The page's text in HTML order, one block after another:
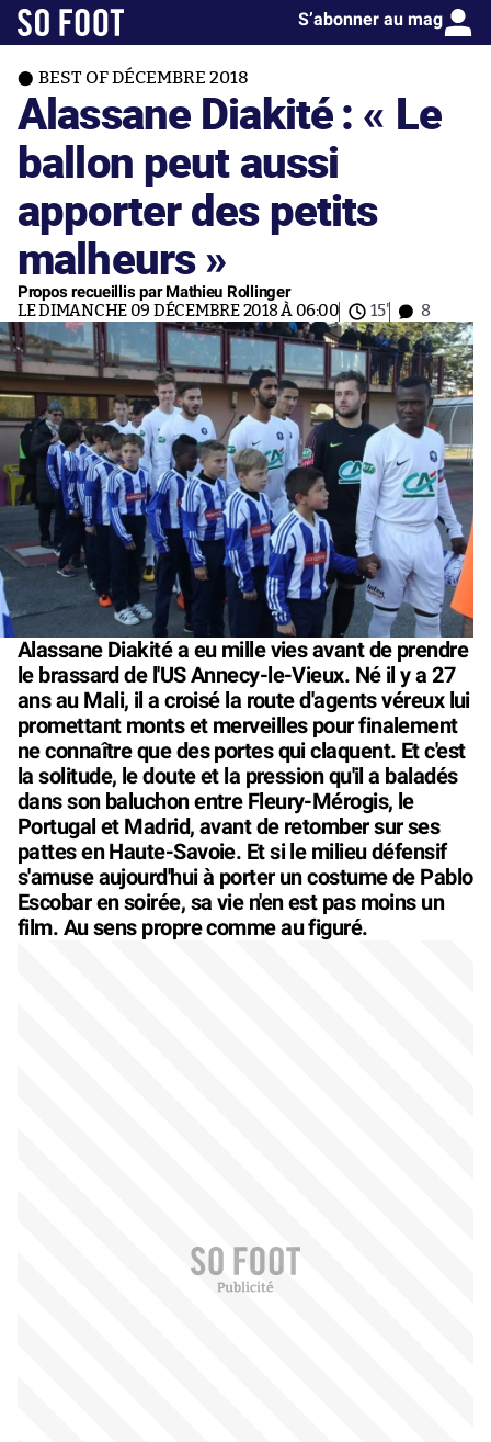
S’abonner au mag
BEST OF DÉCEMBRE 2018
Alassane Diakité : « Le
ballon peut aussi
apporter des petits
malheurs »
Propos recueillis par Mathieu Rollinger
LE DIMANCHE 09 DÉCEMBRE 2018 À 06:00 15' 8
Alassane Diakité a eu mille vies avant de prendre
le brassard de l'US Annecy-le-Vieux. Né il y a 27
ans au Mali, il a croisé la route d'agents véreux lui
promettant monts et merveilles pour finalement
ne connaître que des portes qui claquent. Et c'est
la solitude, le doute et la pression qu'il a baladés
dans son baluchon entre Fleury-Mérogis, le
Portugal et Madrid, avant de retomber sur ses
pattes en Haute-Savoie. Et si le milieu défensif
s'amuse aujourd'hui à porter un costume de Pablo
Escobar en soirée, sa vie n'en est pas moins un
film. Au sens propre comme au figuré.